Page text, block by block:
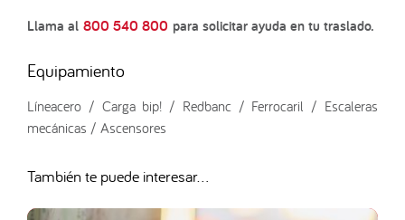
Llama al 800 540 800 para solicitar ayuda en tu traslado.
Equipamiento
Líneacero / Carga bip! / Redbanc / Ferrocaril / Escaleras
mecánicas / Ascensores
También te puede interesar...